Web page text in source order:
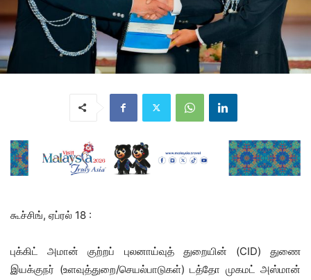
கூச்சிங், ஏப்ரல் 18 :
புக்கிட் அமான் குற்றப் புலனாய்வுத் துறையின் (CID) துணை
இயக்குநர் (உளவுத்துறை/செயல்பாடுகள்) டத்தோ முகமட் அஸ்மான்